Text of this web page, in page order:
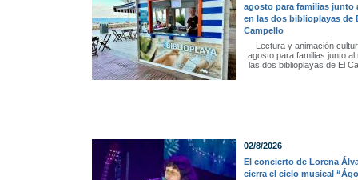
agosto para familias junto
en las dos biblioplayas de
Campello
Lectura y animación
agosto para familias junto al
las dos biblioplayas de El
02/8/2026
El concierto de Lorena
cierra el ciclo musical